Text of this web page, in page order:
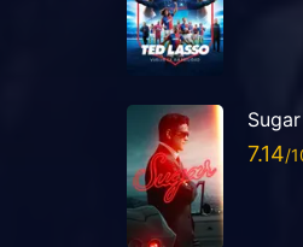
Sugar
7.14